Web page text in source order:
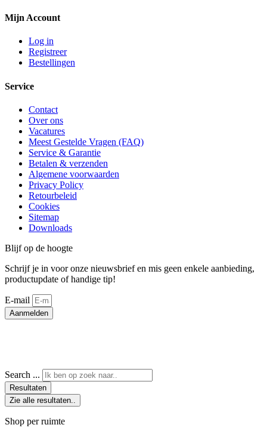
Mijn Account
Log in
Registreer
Bestellingen
Service
Contact
Over ons
Vacatures
Meest Gestelde Vragen (FAQ)
Service & Garantie
Betalen & verzenden
Algemene voorwaarden
Privacy Policy
Retourbeleid
Cookies
Sitemap
Downloads
Blijf op de hoogte
Schrijf je in voor onze nieuwsbrief en mis geen enkele aanbieding,
productupdate of handige tip!
E-mail
Aanmelden
Search ...
Resultaten
Zie alle resultaten..
Shop per ruimte